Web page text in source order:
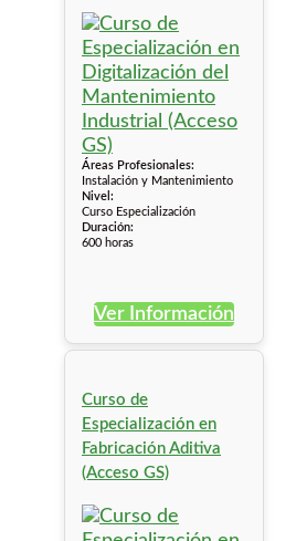
Áreas Profesionales:
Instalación y Mantenimiento
Nivel:
Curso Especialización
Duración:
600 horas
Ver Información
Curso de
Especialización en
Fabricación Aditiva
(Acceso GS)